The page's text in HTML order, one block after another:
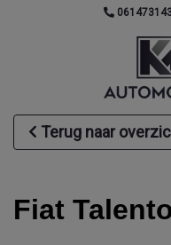
Terug naar
Fiat